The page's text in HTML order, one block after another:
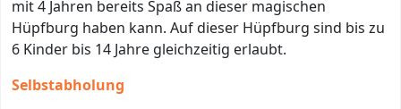
mit 4 Jahren bereits Spaß an dieser magischen
Hüpfburg haben kann. Auf dieser Hüpfburg sind bis zu
6 Kinder bis 14 Jahre gleichzeitig erlaubt.
Selbstabholung